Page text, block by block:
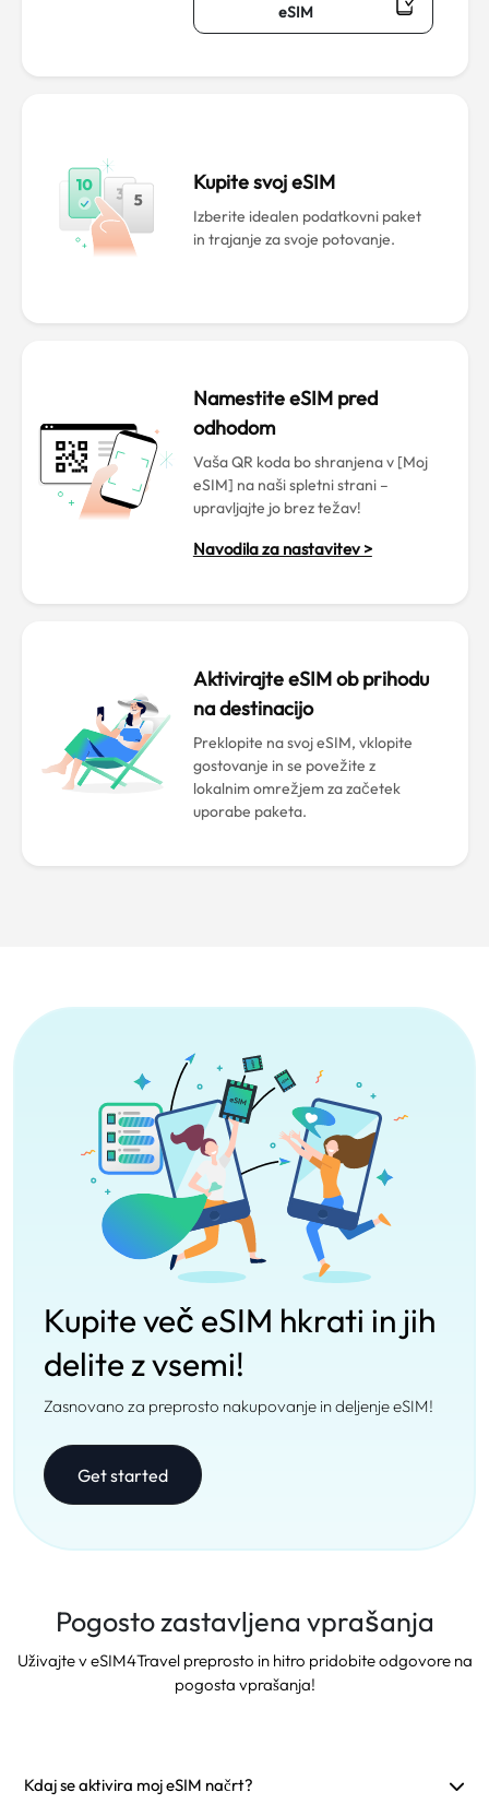
eSIM
Kupite svoj eSIM
Izberite idealen podatkovni paket
in trajanje za svoje potovanje.
Namestite eSIM pred
odhodom
Vaša QR koda bo shranjena v [Moj
eSIM] na naši spletni strani –
upravljajte jo brez težav!
Navodila za nastavitev >
Aktivirajte eSIM ob prihodu
na destinacijo
Preklopite na svoj eSIM, vklopite
gostovanje in se povežite z
lokalnim omrežjem za začetek
uporabe paketa.
Kupite več eSIM hkrati in jih
delite z vsemi!
Zasnovano za preprosto nakupovanje in deljenje eSIM!
Get started
Pogosto zastavljena vprašanja
Uživajte v eSIM4Travel preprosto in hitro pridobite odgovore na
pogosta vprašanja!
Kdaj se aktivira moj eSIM načrt?